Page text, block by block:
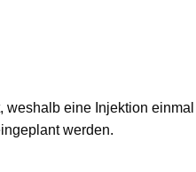
eine Injektion einmal
werden.